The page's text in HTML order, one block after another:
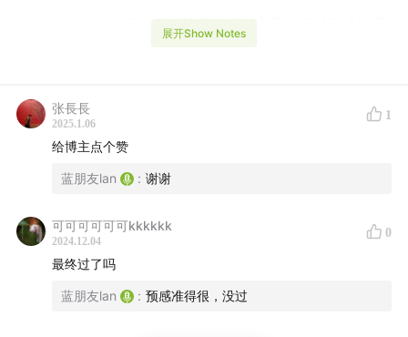
备考前的准备：了解法考的考试内容、考试形式以及
刷题；短期计划，每天的听课和刷题量的安排
“被指到的人法考必过”（精神激励）并存
29:11 考试当天的一些温馨提示
展开Show Notes
张長長
2025.1.06
1
给博主点个赞
蓝朋友lan : 谢谢
可可可可可可kkkkkk
2024.12.04
0
最终过了吗
蓝朋友lan : 预感准得很，没过